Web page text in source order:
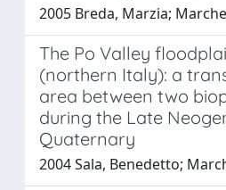
2005 Breda, Marzia;
The Po Valley
(northern Italy): a
area between two
during the Late
Quaternary
2004 Sala, Benedetto;